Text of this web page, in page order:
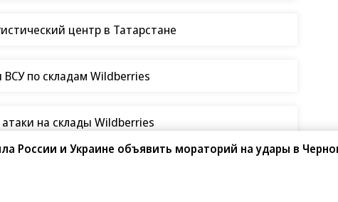
центр в Татарстане
по складам Wildberries
на склады Wildberries
России и Украине объявить мораторий на удары в